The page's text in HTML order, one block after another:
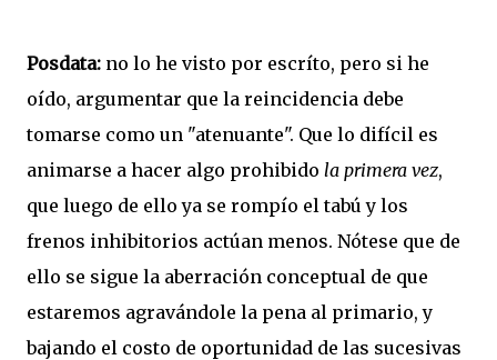
Posdata: no lo he visto por escríto, pero si he
oído, argumentar que la reincidencia debe
tomarse como un "atenuante". Que lo difícil es
animarse a hacer algo prohibido la primera vez,
que luego de ello ya se rompío el tabú y los
frenos inhibitorios actúan menos. Nótese que de
ello se sigue la aberración conceptual de que
estaremos agravándole la pena al primario, y
bajando el costo de oportunidad de las sucesivas